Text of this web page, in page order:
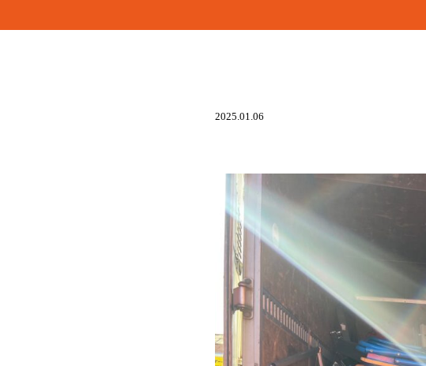
2025.01.06